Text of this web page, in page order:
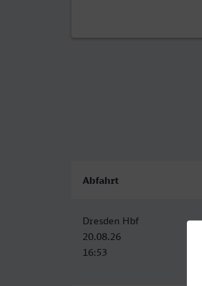
Abfahrt
Dresden Hbf
20.08.26
16:53